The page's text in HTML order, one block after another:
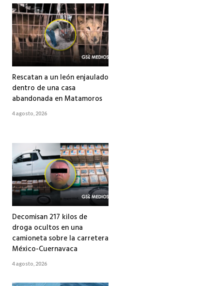
Rescatan a un león enjaulado
dentro de una casa
abandonada en Matamoros
4 agosto, 2026
Decomisan 217 kilos de
droga ocultos en una
camioneta sobre la carretera
México-Cuernavaca
4 agosto, 2026